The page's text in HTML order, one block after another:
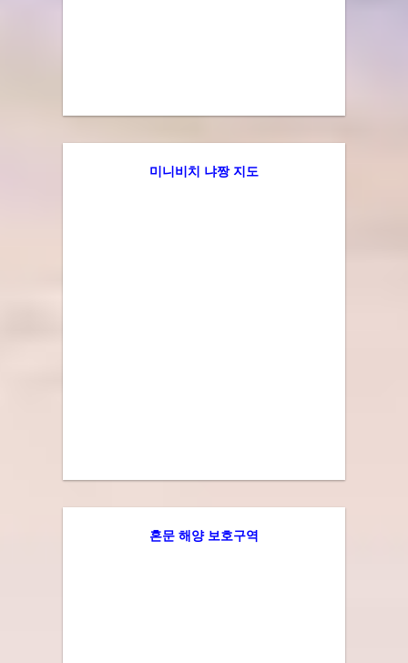
미니비치 냐짱 지도
혼문 해양 보호구역